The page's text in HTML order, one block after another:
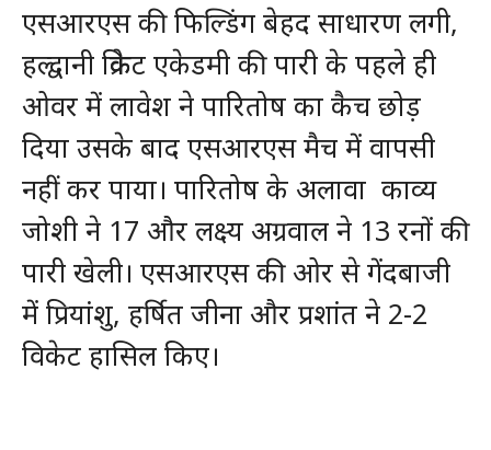
एसआरएस की फिल्डिंग बेहद साधारण लगी,
हल्द्वानी क्रिकेट एकेडमी की पारी के पहले ही
ओवर में लावेश ने पारितोष का कैच छोड़
दिया उसके बाद एसआरएस मैच में वापसी
नहीं कर पाया। पारितोष के अलावा काव्य
जोशी ने 17 और लक्ष्य अग्रवाल ने 13 रनों की
पारी खेली। एसआरएस की ओर से गेंदबाजी
में प्रियांशु, हर्षित जीना और प्रशांत ने 2-2
विकेट हासिल किए।